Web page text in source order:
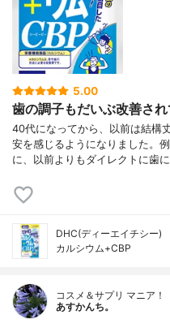
5.00
歯の調子もだいぶ改善さ
40代になってから、以前は結構
安を感じるようになりました。
に、以前よりもダイレクトに歯
DHC(ディーエイチシー)
カルシウム+CBP
コスメ＆サプリ マニア！
あすかんち。